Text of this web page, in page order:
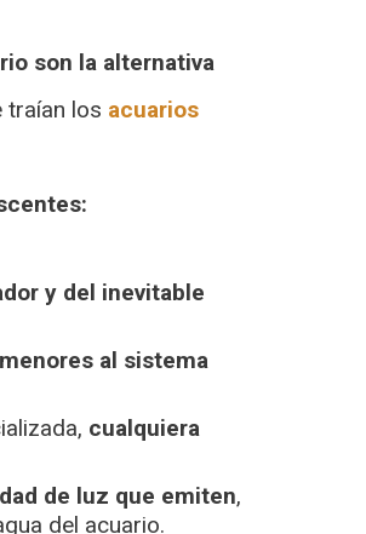
son la alternativa
traían los acuarios
y del inevitable
al sistema
cualquiera
de luz que emiten,
del acuario.